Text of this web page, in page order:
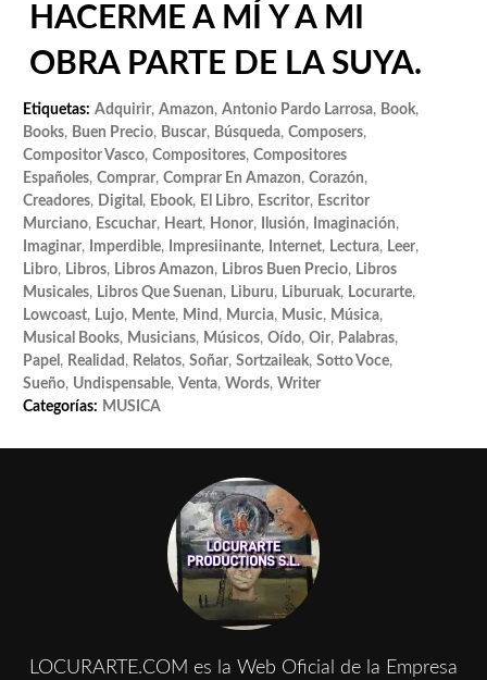
HACERME A MÍ Y A MI
OBRA PARTE DE LA SUYA.
Etiquetas: Adquirir, Amazon, Antonio Pardo Larrosa, Book,
Books, Buen Precio, Buscar, Búsqueda, Composers,
Compositor Vasco, Compositores, Compositores
Españoles, Comprar, Comprar En Amazon, Corazón,
Creadores, Digital , Ebook, El Libro, Escritor, Escritor
Murciano, Escuchar, Heart, Honor, Ilusión, Imaginación,
Imaginar, Imperdible, Impresiinante, Internet, Lectura, Leer,
Libro, Libros, Libros Amazon, Libros Buen Precio, Libros
Musicales, Libros Que Suenan, Liburu, Liburuak, Locurarte,
Lowcoast, Lujo, Mente, Mind , Murcia, Music, Música,
Musical Books, Musicians, Músicos, Oído, Oir, Palabras,
Papel , Realidad , Relatos, Soñar, Sortzaileak, Sotto Voce,
Sueño, Undispensable, Venta, Words, Writer
Categorías: MUSICA
LOCURARTE.COM es la Web Oficial de la Empresa